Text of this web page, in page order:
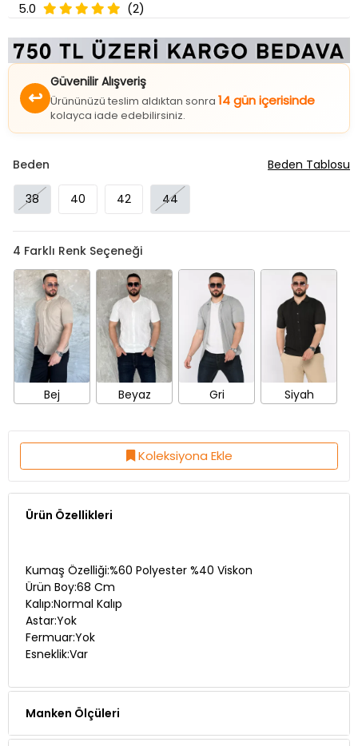
5.0 (2)
↩
Güvenilir Alışveriş
Ürününüzü teslim aldıktan sonra 14 gün içerisinde
kolayca iade edebilirsiniz.
Beden
38 40 42 44
Beden Tablosu
4 Farklı Renk Seçeneği
Bej Beyaz Gri Siyah
Koleksiyona Ekle
Ürün Özellikleri
Kumaş Özelliği:%60 Polyester %40 Viskon
Ürün Boy:68 Cm
Kalıp:Normal Kalıp
Astar:Yok
Fermuar:Yok
Esneklik:Var
Manken Ölçüleri